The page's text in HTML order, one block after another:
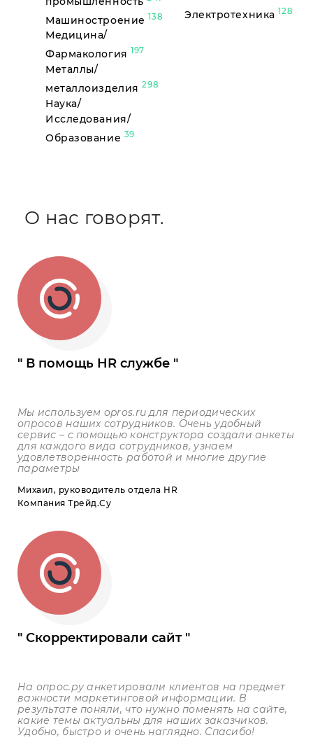
Машиностроение 138
Медицина/
Фармакология 197
Металлы/
металлоизделия298
Наука/
Исследования/
Образование 39
Электротехника 128
О нас говорят.
В помощь HR службе
Мы используем opros.ruдля периодических
опросов наших сотрудников. Очень удобный
сервис – с помощью конструктора создали анкеты
для каждого вида сотрудников, узнаем
удовлетворенность работой и многие другие
параметры
Михаил, руководитель отдела HR
Компания Трейд.Су
Скорректировали сайт
На опрос.ру анкетировали клиентов на предмет
важности маркетинговой информации. В
результате поняли, что нужно поменять на сайте,
какие темы актуальны для наших заказчиков.
Удобно, быстро и очень наглядно. Спасибо!